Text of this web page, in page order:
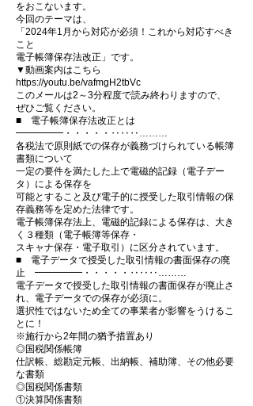
をおこないます。
今回のテーマは、
「2024年1月から対応が必須！これから対応すべき
こと
電子帳簿保存法改正」です。
▼動画案内はこちら
https://youtu.be/vafmgH2tbVc
このメールは2～3分程度で読み終わりますので、
ぜひご覧ください。
■ 電子帳簿保存法改正とは
━━━━━・・・・・‥‥‥………
各税法で原則紙での保存が義務づけられている帳簿
書類について
一定の要件を満たした上で電磁的記録（電子デー
タ）による保存を
可能とすること及び電子的に授受した取引情報の保
存義務等を定めた法律です。
電子帳簿保存法上、電磁的記録による保存は、大き
く３種類（電子帳簿等保存・
スキャナ保存・電子取引）に区分されています。
■ 電子データで授受した取引情報の書面保存の廃
止 ━━━━━・・・・・‥‥‥………
電子データで授受した取引情報の書面保存が廃止さ
れ、電子データでの保存が必須に。
選択性ではないため全ての事業者が影響をうけるこ
とに！
※施行から2年間の猶予措置あり
◎国税関係帳簿
仕訳帳、総勘定元帳、出納帳、補助簿、その他必要
な書類
◎国税関係書類
①決算関係書類